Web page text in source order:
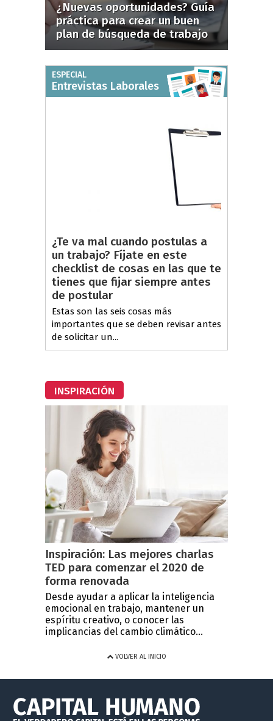
¿Nuevas oportunidades? Guía
práctica para crear un buen
plan de búsqueda de trabajo
ESPECIAL
Entrevistas Laborales
¿Te va mal cuando postulas a
un trabajo? Fíjate en este
checklist de cosas en las que te
tienes que fijar siempre antes
de postular
Estas son las seis cosas más
importantes que se deben revisar antes
de solicitar un...
INSPIRACIÓN
Inspiración: Las mejores charlas
TED para comenzar el 2020 de
forma renovada
Desde ayudar a aplicar la inteligencia
emocional en trabajo, mantener un
espíritu creativo, o conocer las
implicancias del cambio climático...
VOLVER AL INICIO